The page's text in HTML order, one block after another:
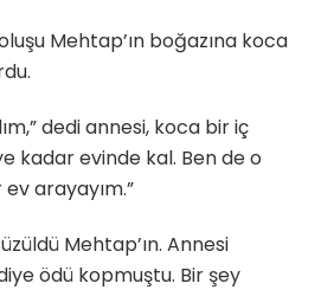
Mehtap’ın boğazına koca
dedi annesi, koca bir iç
kadar evinde kal. Ben de o
arayayım.”
Mehtap’ın. Annesi
ödü kopmuştu. Bir şey